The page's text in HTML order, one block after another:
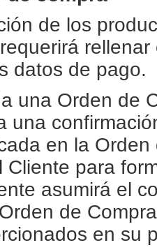
de los
datos de pago.
una Orden de
una
en la
Cliente para
asumirá el
de
en su